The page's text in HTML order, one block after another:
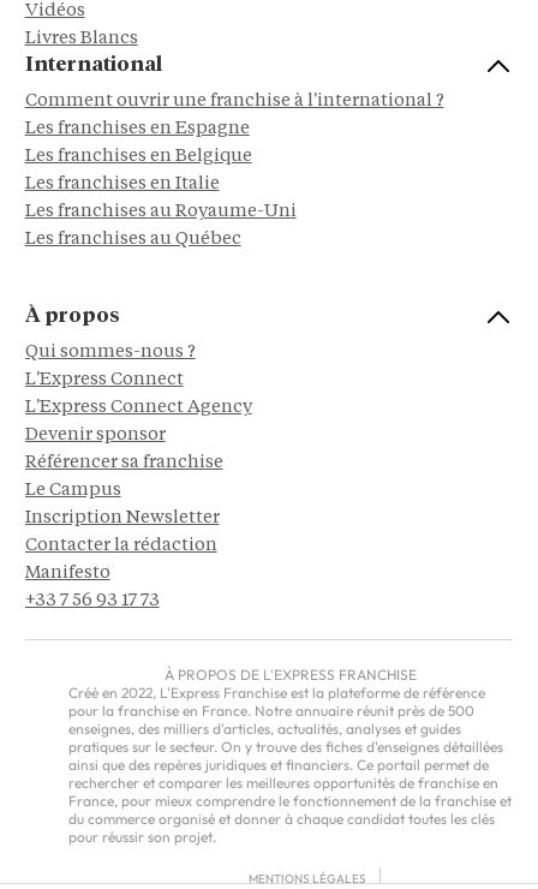
Vidéos
Livres Blancs
International
Comment ouvrir une franchise à l'international ?
Les franchises en Espagne
Les franchises en Belgique
Les franchises en Italie
Les franchises au Royaume-Uni
Les franchises au Québec
À propos
Qui sommes-nous ?
L'Express Connect
L'Express Connect Agency
Devenir sponsor
Référencer sa franchise
Le Campus
Inscription Newsletter
Contacter la rédaction
Manifesto
+33 7 56 93 17 73
À PROPOS DE L'EXPRESS FRANCHISE
Créé en 2022, L'Express Franchise est la plateforme de référence
pour la franchise en France. Notre annuaire réunit près de 500
enseignes, des milliers d'articles, actualités, analyses et guides
pratiques sur le secteur. On y trouve des fiches d'enseignes détaillées
ainsi que des repères juridiques et financiers. Ce portail permet de
rechercher et comparer les meilleures opportunités de franchise en
France, pour mieux comprendre le fonctionnement de la franchise et
du commerce organisé et donner à chaque candidat toutes les clés
pour réussir son projet.
MENTIONS LÉGALES